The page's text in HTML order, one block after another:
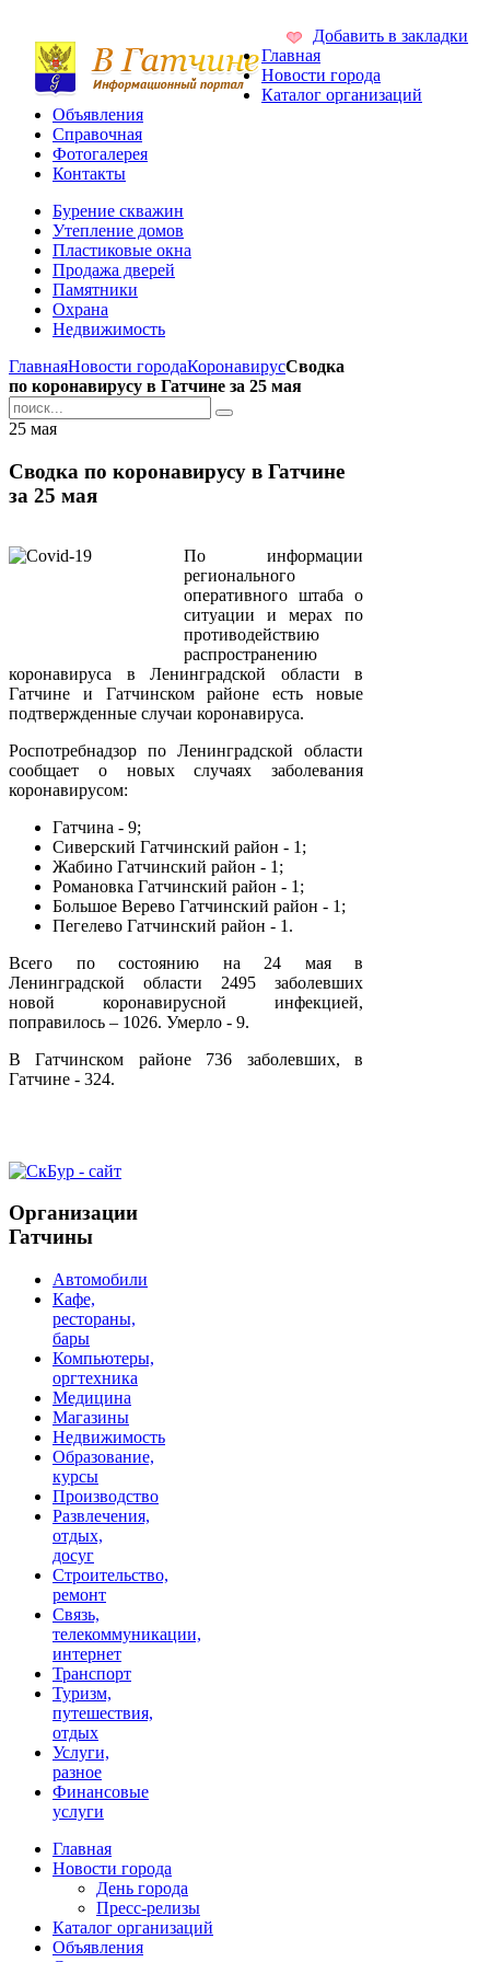
Добавить в закладки
Главная
Новости города
Каталог организаций
Объявления
Справочная
Фотогалерея
Контакты
Бурение скважин
Утепление домов
Пластиковые окна
Продажа дверей
Памятники
Охрана
Недвижимость
ГлавнаяНовости городаКоронавирусСводка
по коронавирусу в Гатчине за 25 мая
25 мая
Сводка по коронавирусу в Гатчине
за 25 мая
По информации
регионального
оперативного штаба о
ситуации и мерах по
противодействию
распространению
коронавируса в Ленинградской области в
Гатчине и Гатчинском районе есть новые
подтвержденные случаи коронавируса.
Роспотребнадзор по Ленинградской области
сообщает о новых случаях заболевания
коронавирусом:
Гатчина - 9;
Сиверский Гатчинский район - 1;
Жабино Гатчинский район - 1;
Романовка Гатчинский район - 1;
Большое Верево Гатчинский район - 1;
Пегелево Гатчинский район - 1.
Всего по состоянию на 24 мая в
Ленинградской области 2495 заболевших
новой коронавирусной инфекцией,
поправилось – 1026. Умерло - 9.
В Гатчинском районе 736 заболевших, в
Гатчине - 324.
Организации
Гатчины
Автомобили
Кафе,
рестораны,
бары
Компьютеры,
оргтехника
Медицина
Магазины
Недвижимость
Образование,
курсы
Производство
Развлечения,
отдых,
досуг
Строительство,
ремонт
Связь,
телекоммуникации,
интернет
Транспорт
Туризм,
путешествия,
отдых
Услуги,
разное
Финансовые
услуги
Главная
Новости города
День города
Пресс-релизы
Каталог организаций
Объявления